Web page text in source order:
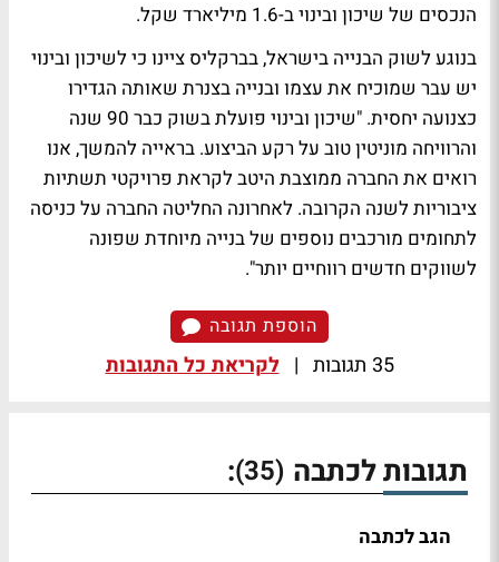
הנכסים של שיכון ובינוי ב-1.6 מיליארד שקל.
בנוגע לשוק הבנייה בישראל, בברקליס ציינו כי לשיכון ובינוי
יש עבר שמוכיח את עצמו ובנייה בצנרת שאותה הגדירו
כצנועה יחסית. "שיכון ובינוי פועלת בשוק כבר 90 שנה
והרוויחה מוניטין טוב על רקע הביצוע. בראייה להמשך, אנו
רואים את החברה ממוצבת היטב לקראת פרויקטי תשתיות
ציבוריות לשנה הקרובה. לאחרונה החליטה החברה על כניסה
לתחומים מורכבים נוספים של בנייה מיוחדת שפונה
לשווקים חדשים רווחיים יותר".
הוספת תגובה
35 תגובות | לקריאת כל התגובות
תגובות לכתבה (35)
:
הגב לכתבה